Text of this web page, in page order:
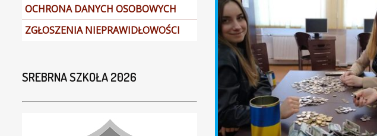
a
OCHRONA DANYCH OSOBOWYCH
ZGŁOSZENIA NIEPRAWIDŁOWOŚCI
SREBRNA SZKOŁA 2026